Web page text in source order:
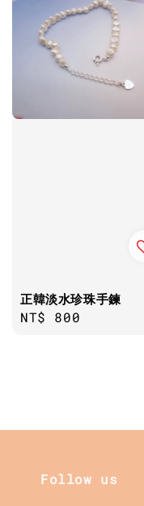
正韓淡水珍珠手鍊
Regular
NT$ 800
Follow us